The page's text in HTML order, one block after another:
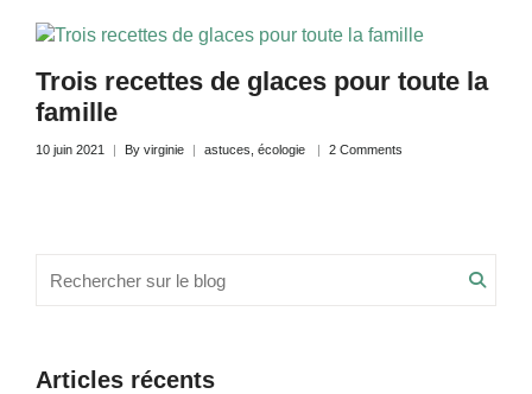
Trois recettes de glaces pour toute la
famille
10 juin 2021 By virginie astuces écologie 2 Comments
pour
Articles récents